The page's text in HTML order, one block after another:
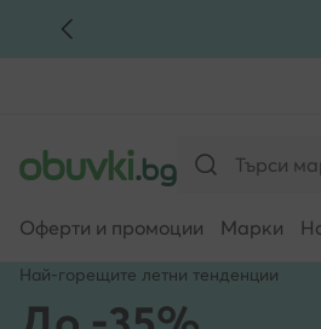
КЪМ ОСНОВНОТО
Оферти и промоции Марки
Най-горещите летни тенденции